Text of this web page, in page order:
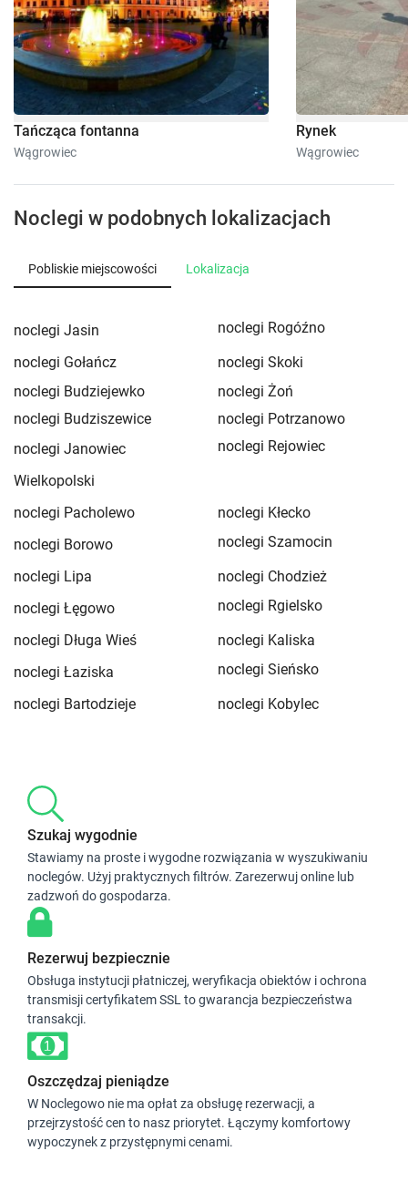
Apartament 3-osobowy
22 m² piętro 1
prywatna łazienka
internet
Zgłoś brakujące informacje
Pokój 1-osobowy
Apartament 2-osobowy
Zgłoś brakujące informacje
12
Apartament 4-osobowy
Tańcząca fontanna
Wągrowiec
Rynek
Wągrowiec
Noclegi w podobnych lokalizacjach
Pobliskie miejscowości Lokalizacja
noclegi Jasin
noclegi Rogóźno
noclegi Gołańcz
noclegi Skoki
noclegi Budziejewko
noclegi Żoń
noclegi Budziszewice
noclegi Potrzanowo
noclegi Janowiec
Wielkopolski
noclegi Rejowiec
noclegi Pacholewo
noclegi Kłecko
noclegi Borowo
noclegi Szamocin
noclegi Lipa
noclegi Chodzież
noclegi Łęgowo
noclegi Rgielsko
noclegi Długa Wieś
noclegi Kaliska
noclegi Łaziska
noclegi Sieńsko
noclegi Bartodzieje
noclegi Kobylec
Szukaj wygodnie
Stawiamy na proste i wygodne rozwiązania w wyszukiwaniu
noclegów. Użyj praktycznych filtrów. Zarezerwuj online lub
zadzwoń do gospodarza.
Rezerwuj bezpiecznie
Obsługa instytucji płatniczej, weryfikacja obiektów i ochrona
transmisji certyfikatem SSL to gwarancja bezpieczeństwa
transakcji.
Oszczędzaj pieniądze
W Noclegowo nie ma opłat za obsługę rezerwacji, a
przejrzystość cen to nasz priorytet. Łączymy komfortowy
wypoczynek z przystępnymi cenami.